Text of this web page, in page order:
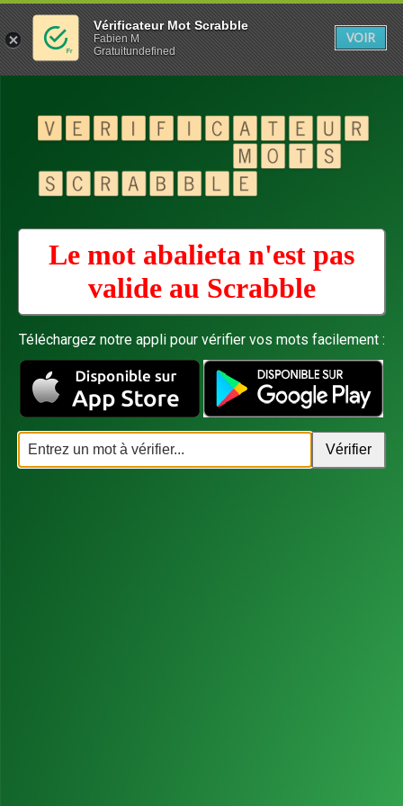
Le mot abalieta n'est pas
valide au Scrabble
Téléchargez notre appli pour vérifier vos mots facilement :
Vérificateur Mot Scrabble
Fabien M
Gratuitundefined
VOIR